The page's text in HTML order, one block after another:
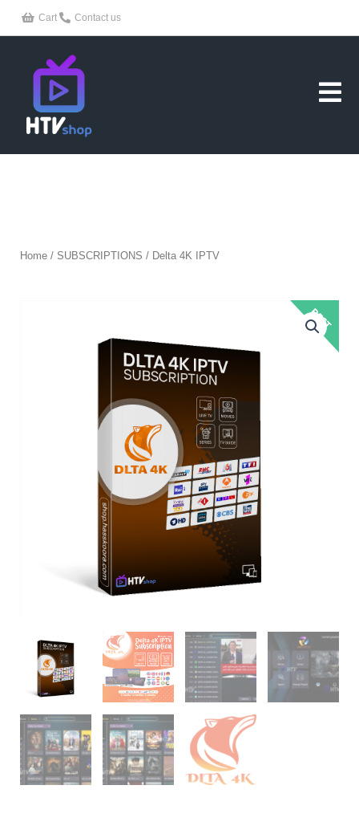
Cart Contact us
Home / SUBSCRIPTIONS / Delta 4K IPTV